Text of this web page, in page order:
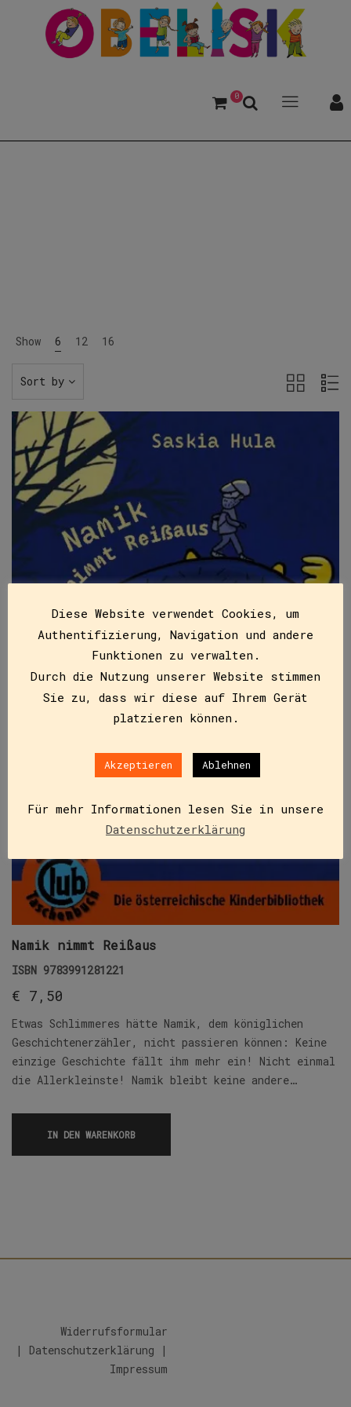
0
Show 6 12 16
Sort by
Namik nimmt Reißaus
ISBN 9783991281221
€ 7,50
Etwas Schlimmeres hätte Namik, dem königlichen
Geschichtenerzähler, nicht passieren können: Keine
einzige Geschichte fällt ihm mehr ein! Nicht einmal
die Allerkleinste! Namik bleibt keine andere…
IN DEN WARENKORB
Widerrufsformular
| Datenschutzerklärung |
Impressum
Diese Website verwendet Cookies, um
Authentifizierung, Navigation und andere
Funktionen zu verwalten.
Durch die Nutzung unserer Website stimmen
Sie zu, dass wir diese auf Ihrem Gerät
platzieren können.
Akzeptieren Ablehnen
Für mehr Informationen lesen Sie in unsere
Datenschutzerklärung